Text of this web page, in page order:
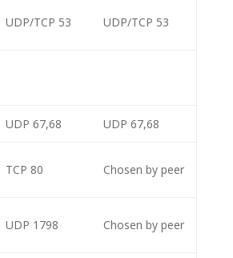
UDP/TCP 53 UDP/TCP 53
UDP 67,68 UDP 67,68
TCP 80 Chosen by peer
UDP 1798 Chosen by peer